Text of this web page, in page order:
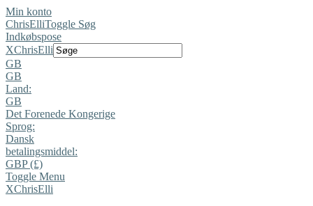
Min konto
ChrisElliToggle Søg
Indkøbspose
XChrisElli
GB
GB
Land:
GB
Det Forenede Kongerige
Sprog:
Dansk
betalingsmiddel:
GBP (£)
Toggle Menu
XChrisElli